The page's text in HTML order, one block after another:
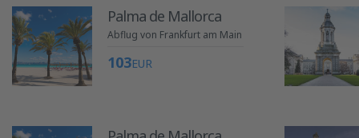
Palma de Mallorca
Abflug von Frankfurt am Main
103EUR